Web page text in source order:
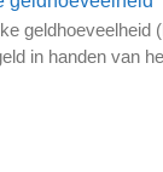
geldhoeveelheid
in handen van